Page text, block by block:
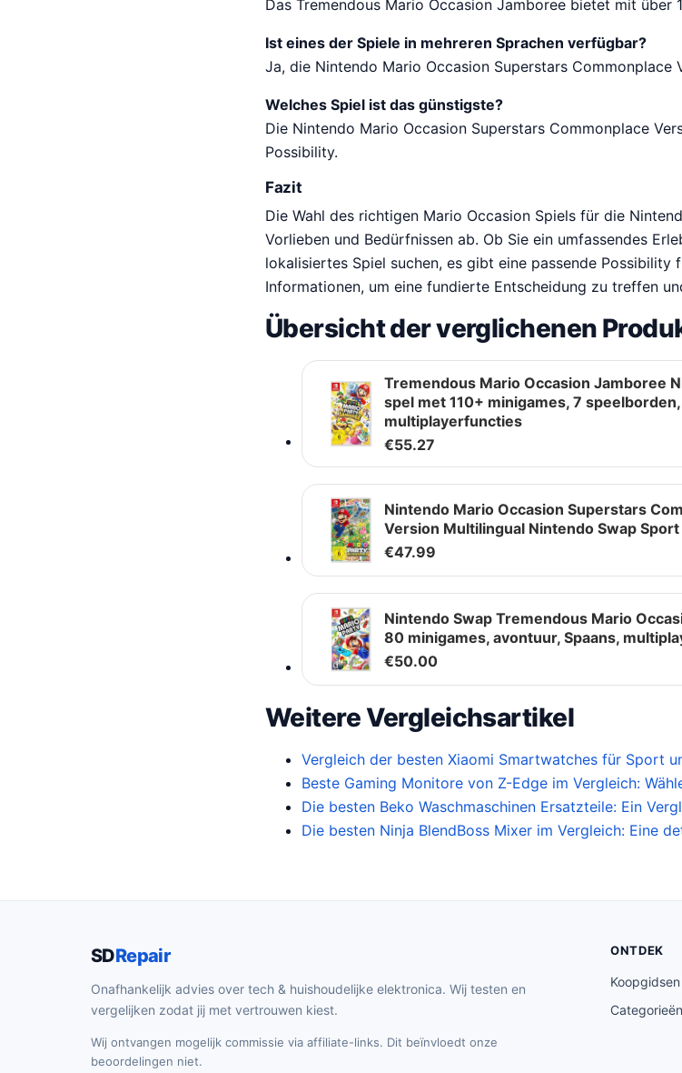
Das Tremendous Mario Occasion Jamboree bietet mit über
Ist eines der Spiele in mehreren Sprachen verfügbar?
Ja, die Nintendo Mario Occasion Superstars Commonplace
Welches Spiel ist das günstigste?
Die Nintendo Mario Occasion Superstars Commonplace
Possibility.
Fazit
Die Wahl des richtigen Mario Occasion Spiels für die
Vorlieben und Bedürfnissen ab. Ob Sie ein umfassendes
lokalisiertes Spiel suchen, es gibt eine passende Possibility
Informationen, um eine fundierte Entscheidung zu treffen
Übersicht der verglichenen
Tremendous Mario Occasion Jamboree
spel met 110+ minigames, 7
multiplayerfuncties
€55.27
Nintendo Mario Occasion Superstars
Version Multilingual Nintendo Swap Sport
€47.99
Nintendo Swap Tremendous Mario
80 minigames, avontuur, Spaans,
€50.00
Weitere Vergleichsartikel
Vergleich der besten Xiaomi Smartwatches für Sport
Beste Gaming Monitore von Z-Edge im Vergleich:
Die besten Beko Waschmaschinen Ersatzteile: Ein
Die besten Ninja BlendBoss Mixer im Vergleich: Eine
SDRepair
Onafhankelijk advies over tech & huishoudelijke elektronica. Wij testen en
vergelijken zodat jij met vertrouwen kiest.
Wij ontvangen mogelijk commissie via affiliate-links. Dit beïnvloedt onze
beoordelingen niet.
ONTDEK
Koopgidsen
Categorieën